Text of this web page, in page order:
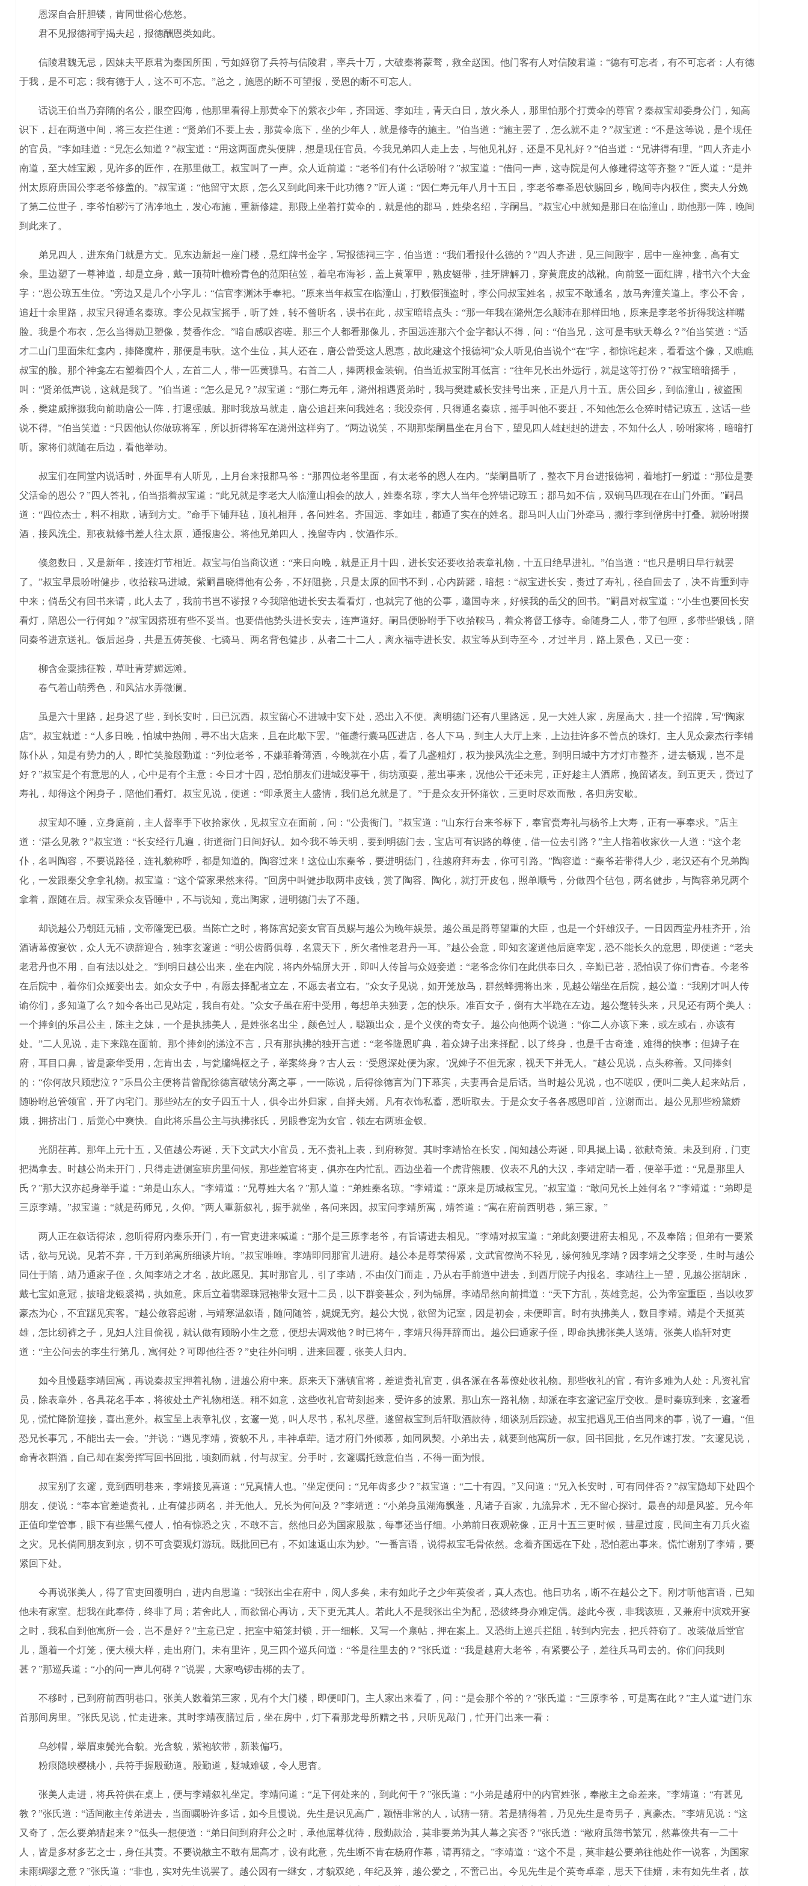
恩深自合肝胆镂，肯同世俗心悠悠。
君不见报德祠宇揭夫起，报德酬恩类如此。
信陵君魏无忌，因妹夫平原君为秦国所围，亏如姬窃了兵符与信陵君，率兵十万，大破秦将蒙骛，救全赵国。他门客有人对信陵君道：“德有可忘者，有不可忘者：人有德
于我，是不可忘；我有德于人，这不可不忘。”总之，施恩的断不可望报，受恩的断不可忘人。
话说王伯当乃弃隋的名公，眼空四海，他那里看得上那黄伞下的紫衣少年，齐国远、李如珪，青天白日，放火杀人，那里怕那个打黄伞的尊官？秦叔宝却委身公门，知高
识下，赶在两道中间，将三友拦住道：“贤弟们不要上去，那黄伞底下，坐的少年人，就是修寺的施主。”伯当道：“施主罢了，怎么就不走？”叔宝道：“不是这等说，是个现任
的官员。”李如珪道：“兄怎么知道？”叔宝道：“用这两面虎头便牌，想是现任官员。今我兄弟四人走上去，与他见礼好，还是不见礼好？”伯当道：“兄讲得有理。”四人齐走小
南道，至大雄宝殿，见许多的匠作，在那里做工。叔宝叫了一声。众人近前道：“老爷们有什么话吩咐？”叔宝道：“借问一声，这寺院是何人修建得这等齐整？”匠人道：“是并
州太原府唐国公李老爷修盖的。”叔宝道：“他留守太原，怎么又到此间来干此功德？”匠人道：“因仁寿元年八月十五日，李老爷奉圣恩钦赐回乡，晚间寺内权住，窦夫人分娩
了第二位世子，李爷怕秽污了清净地土，发心布施，重新修建。那殿上坐着打黄伞的，就是他的郡马，姓柴名绍，字嗣昌。”叔宝心中就知是那日在临潼山，助他那一阵，晚间
到此来了。
弟兄四人，进东角门就是方丈。见东边新起一座门楼，悬红牌书金字，写报德祠三字，伯当道：“我们看报什么德的？”四人齐进，见三间殿宇，居中一座神龛，高有丈
余。里边塑了一尊神道，却是立身，戴一顶荷叶檐粉青色的范阳毡笠，着皂布海衫，盖上黄罩甲，熟皮铤带，挂牙牌解刀，穿黄鹿皮的战靴。向前竖一面红牌，楷书六个大金
字：“恩公琼五生位。”旁边又是几个小字儿：“信官李渊沐手奉祀。”原来当年叔宝在临潼山，打败假强盗时，李公问叔宝姓名，叔宝不敢通名，放马奔潼关道上。李公不舍，
追赶十余里路，叔宝只得通名秦琼。李公见叔宝摇手，听了姓，转不曾听名，误书在此，叔宝暗暗点头：“那一年我在潞州怎么颠沛在那样田地，原来是李老爷折得我这样嘴
脸。我是个布衣，怎么当得勋卫塑像，焚香作念。”暗自感叹咨嗟。那三个人都看那像儿，齐国远连那六个金字都认不得，问：“伯当兄，这可是韦驮天尊么？”伯当笑道：“适
才二山门里面朱红龛内，捧降魔杵，那便是韦驮。这个生位，其人还在，唐公曾受这人恩惠，故此建这个报德祠”众人听见伯当说个“在”字，都惊诧起来，看看这个像，又瞧瞧
叔宝的脸。那个神龛左右塑着四个人，左首二人，带一匹黄骠马。右首二人，捧两根金装锏。伯当近叔宝附耳低言：“往年兄长出外远行，就是这等打份？”叔宝暗暗摇手，
叫：“贤弟低声说，这就是我了。”伯当道：“怎么是兄？”叔宝道：“那仁寿元年，潞州相遇贤弟时，我与樊建威长安挂号出来，正是八月十五。唐公回乡，到临潼山，被盗围
杀，樊建威撺掇我向前助唐公一阵，打退强贼。那时我放马就走，唐公追赶来问我姓名；我没奈何，只得通名秦琼，摇手叫他不要赶，不知他怎么仓猝时错记琼五，这话一些
说不得。”伯当笑道：“只因他认你做琼将军，所以折得将军在潞州这样穷了。”两边说笑，不期那柴嗣昌坐在月台下，望见四人雄赳赳的进去，不知什么人，吩咐家将，暗暗打
听。家将们就随在后边，看他举动。
叔宝们在同堂内说话时，外面早有人听见，上月台来报郡马爷：“那四位老爷里面，有太老爷的恩人在内。”柴嗣昌听了，整衣下月台进报德祠，着地打一躬道：“那位是妻
父活命的恩公？”四人答礼，伯当指着叔宝道：“此兄就是李老大人临潼山相会的故人，姓秦名琼，李大人当年仓猝错记琼五；郡马如不信，双锏马匹现在在山门外面。”嗣昌
道：“四位杰士，料不相欺，请到方丈。”命手下铺拜毡，顶礼相拜，各问姓名。齐国远、李如珪，都通了实在的姓名。郡马叫人山门外牵马，搬行李到僧房中打叠。就吩咐摆
酒，接风洗尘。那夜就修书差人往太原，通报唐公。将他兄弟四人，挽留寺内，饮酒作乐。
倏忽数日，又是新年，接连灯节相近。叔宝与伯当商议道：“来日向晚，就是正月十四，进长安还要收拾表章礼物，十五日绝早进礼。”伯当道：“也只是明日早行就罢
了。”叔宝早晨吩咐健步，收拾鞍马进城。紫嗣昌晓得他有公务，不好阻挠，只是太原的回书不到，心内踌躇，暗想：“叔宝进长安，赉过了寿礼，径自回去了，决不肯重到寺
中来；倘岳父有回书来请，此人去了，我前书岂不谬报？今我陪他进长安去看看灯，也就完了他的公事，邀国寺来，好候我的岳父的回书。”嗣昌对叔宝道：“小生也要回长安
看灯，陪恩公一行何如？”叔宝因搭班有些不妥当。也要借他势头进长安去，连声道好。嗣昌便吩咐手下收拾鞍马，着众将督工修寺。命随身二人，带了包匣，多带些银钱，陪
同秦爷进京送礼。饭后起身，共是五俦英俊、七骑马、两名背包健步，从者二十二人，离永福寺进长安。叔宝等从到寺至今，才过半月，路上景色，又已一变：
柳含金粟拂征鞍，草吐青芽媚远滩。
春气着山萌秀色，和风沾水弄微澜。
虽是六十里路，起身迟了些，到长安时，日已沉西。叔宝留心不进城中安下处，恐出入不便。离明德门还有八里路远，见一大姓人家，房屋高大，挂一个招牌，写“陶家
店”。叔宝就道：“人多日晚，怕城中热闹，寻不出大店来，且在此歇下罢。”催趱行囊马匹进店，各人下马，到主人大厅上来，上边挂许多不曾点的珠灯。主人见众豪杰行李铺
陈仆从，知是有势力的人，即忙笑脸殷勤道：“列位老爷，不嫌菲肴薄酒，今晚就在小店，看了几盏粗灯，权为接风洗尘之意。到明日城中方才灯市整齐，进去畅观，岂不是
好？”叔宝是个有意思的人，心中是有个主意：今日才十四，恐怕朋友们进城没事干，街坊顽耍，惹出事来，况他公干还未完，正好趁主人酒席，挽留诸友。到五更天，赍过了
寿礼，却得这个闲身子，陪他们看灯。叔宝见说，便道：“即承贤主人盛情，我们总允就是了。”于是众友开怀痛饮，三更时尽欢而散，各归房安歇。
叔宝却不睡，立身庭前，主人督率手下收拾家伙，见叔宝立在面前，问：“公贵衙门。”叔宝道：“山东行台来爷标下，奉官赍寿礼与杨爷上大寿，正有一事奉求。”店主
道：‘湛么见教？”叔宝道：“长安经行几遍，街道衙门日间好认。如今我不等天明，要到明德门去，宝店可有识路的尊使，借一位去引路？”主人指着收家伙一人道：“这个老
仆，名叫陶容，不要说路径，连礼貌称呼，都是知道的。陶容过来！这位山东秦爷，要进明德门，往越府拜寿去，你可引路。”陶容道：“秦爷若带得人少，老汉还有个兄弟陶
化，一发跟秦父拿拿礼物。叔宝道：“这个管家果然来得。”回房中叫健步取两串皮钱，赏了陶容、陶化，就打开皮包，照单顺号，分做四个毡包，两名健步，与陶容弟兄两个
拿着，跟随在后。叔宝乘众友昏睡中，不与说知，竟出陶家，进明德门去了不题。
却说越公乃朝廷元辅，文帝隆宠已极。当陈亡之时，将陈宫妃妾女官百员赐与越公为晚年娱景。越公虽是爵尊望重的大臣，也是一个奸雄汉子。一日因西堂丹桂齐开，治
酒请幕僚宴饮，众人无不谀辞迎合，独李玄邃道：“明公齿爵俱尊，名震天下，所欠者惟老君丹一耳。”越公会意，即知玄邃道他后庭幸宠，恐不能长久的意思，即便道：“老夫
老君丹也不用，自有法以处之。”到明日越公出来，坐在内院，将内外锦屏大开，即叫人传旨与众姬妾道：“老爷念你们在此供奉日久，辛勤已著，恐怕误了你们青春。今老爷
在后院中，着你们众姬妾出去。如众女子中，有愿去择配者立左，不愿去者立右。”众女子见说，如开笼放鸟，群然蜂拥将出来，见越公端坐在后院，越公道：“我刚才叫人传
谕你们，多知道了么？如今各出己见站定，我自有处。”众女子虽在府中受用，每想单夫独妻，怎的快乐。准百女子，倒有大半跪在左边。越公蹩转头来，只见还有两个美人：
一个捧剑的乐昌公主，陈主之妹，一个是执拂美人，是姓张名出尘，颜色过人，聪颖出众，是个义侠的奇女子。越公向他两个说道：“你二人亦该下来，或左或右，亦该有
处。”二人见说，走下来跪在面前。那个捧剑的涕泣不言，只有那执拂的独开言道：“老爷隆恩旷典，着众婢子出来择配，以了终身，也是千古奇逢，难得的快事；但婢子在
府，耳目口鼻，皆是豪华受用，怎肯出去，与瓮牖绳枢之子，举案终身？古人云：‘受恩深处便为家。’况婢子不但无家，视天下并无人。”越公见说，点头称善。又问捧剑
的：“你何故只顾悲泣？”乐昌公主便将昔曾配徐德言破镜分离之事，一一陈说，后得徐德言为门下幕宾，夫妻再合是后话。当时越公见说，也不嗟叹，便叫二美人起来站后，
随吩咐总管领官，开了内宅门。那些站左的女子四五十人，俱令出外归家，自择夫婿。凡有衣饰私蓄，悉听取去。于是众女子各各感恩叩首，泣谢而出。越公见那些粉黛娇
娥，拥挤出门，后觉心中爽快。自此将乐昌公主与执拂张氏，另眼眷宠为女官，领左右两班金钗。
光阴荏苒。那年上元十五，又值越公寿诞，天下文武大小官员，无不赉礼上表，到府称贺。其时李靖恰在长安，闻知越公寿诞，即具揭上谒，欲献奇策。未及到府，门吏
把揭拿去。时越公尚未开门，只得走进侧室班房里伺候。那些差官将吏，俱亦在内忙乱。西边坐着一个虎背熊腰、仪表不凡的大汉，李靖定睛一看，便举手道：“兄是那里人
氏？”那大汉亦起身举手道：“弟是山东人。”李靖道：“兄尊姓大名？”那人道：“弟姓秦名琼。”李靖道：“原来是历城叔宝兄。”叔宝道：“敢问兄长上姓何名？”李靖道：“弟即是
三原李靖。”叔宝道：“就是药师兄，久仰。”两人重新叙礼，握手就坐，各问来因。叔宝问李靖所寓，靖答道：“寓在府前西明巷，第三家。”
两人正在叙话得浓，忽听得府内秦乐开门，有一官吏进来喊道：“那个是三原李老爷，有旨请进去相见。”李靖对叔宝道：“弟此刻要进府去相见，不及奉陪；但弟有一要紧
话，欲与兄说。见若不弃，千万到弟寓所细谈片晌。”叔宝唯唯。李靖即同那官儿进府。越公本是尊荣得紧，文武官僚尚不轻见，缘何独见李靖？因李靖之父李受，生时与越公
同仕于隋，靖乃通家子侄，久闻李靖之才名，故此愿见。其时那官儿，引了李靖，不由仪门而走，乃从右手前道中进去，到西厅院子内报名。李靖往上一望，见越公据胡床，
戴七宝如意冠，披暗龙银裘褐，执如意。床后立着翡翠珠冠袍带女冠十二员，以下群妾甚众，列为锦屏。李靖昂然向前揖道：“天下方乱，英雄竞起。公为帝室重臣，当以收罗
豪杰为心，不宜踞见宾客。”越公敛容起谢，与靖寒温叙语，随问随答，娓娓无穷。越公大悦，欲留为记室，因是初会，未便即言。时有执拂美人，数目李靖。靖是个天挺英
雄，怎比纫裤之子，见妇人注目偷视，就认做有顾盼小生之意，便想去调戏他？时已将午，李靖只得拜辞而出。越公曰通家子侄，即命执拂张美人送靖。张美人临轩对吏
道：“主公问去的李生行第几，寓何处？可即他往否？”史往外问明，进来回覆，张美人归内。
如今且慢题李靖回寓，再说秦叔宝押着礼物，进越公府中来。原来天下藩镇官将，差遣赉礼官吏，俱各派在各幕僚处收礼物。那些收礼的官，有许多难为人处：凡资礼官
员，除表章外，各具花名手本，将彼处土产礼物相送。稍不如意，这些收礼官苛刻起来，受许多的波累。那山东一路礼物，却派在李玄邃记室厅交收。是时秦琼到来，玄邃看
见，慌忙降阶迎接，喜出意外。叔宝呈上表章礼仪，玄邃一览，叫人尽书，私礼尽壁。遂留叔宝到后轩取酒款待，细谈别后踪迹。叔宝把遇见王伯当同来的事，说了一遍。“但
恐兄长事冗，不能出去一会。”并说：“遇见李靖，资貌不凡，丰神卓荦。适才府门外倾慕，如同夙契。小弟出去，就要到他寓所一叙。回书回批，乞兄作速打发。”玄邃见说，
命青衣斟酒，自己却在案旁挥写回书回批，顷刻而就，付与叔宝。分手时，玄邃嘱托致意伯当，不得一面为恨。
叔宝别了玄邃，竟到西明巷来，李靖接见喜道：“兄真情人也。”坐定便问：“兄年齿多少？”叔宝道：“二十有四。”又问道：“兄入长安时，可有同伴否？”叔宝隐却下处四个
朋友，便说：“奉本官差遣赉礼，止有健步两名，并无他人。兄长为何问及？”李靖道：“小弟身虽湖海飘蓬，凡诸子百家，九流异术，无不留心探讨。最喜的却是风鉴。兄今年
正值印堂管事，眼下有些黑气侵人，怕有惊恐之灾，不敢不言。然他日必为国家股肱，每事还当仔细。小弟前日夜观乾像，正月十五三更时候，彗星过度，民间主有刀兵火盗
之灾。兄长倘同朋友到京，切不可贪耍观灯游玩。既批回已有，不如速返山东为妙。”一番言语，说得叔宝毛骨依然。念着齐国远在下处，恐怕惹出事来。慌忙谢别了李靖，要
紧回下处。
今再说张美人，得了官吏回覆明白，进内自思道：“我张出尘在府中，阅人多矣，未有如此子之少年英俊者，真人杰也。他日功名，断不在越公之下。刚才听他言语，已知
他未有家室。想我在此奉侍，终非了局；若舍此人，而欲留心再访，天下更无其人。若此人不是我张出尘为配，恐彼终身亦难定偶。趁此今夜，非我该班，又兼府中演戏开宴
之时，我私自到他寓所一会，岂不是好？”主意已定，把室中箱笼封锁，开一细帐。又写一个禀帖，押在案上。又恐街上巡兵拦阻，转到内完去，把兵符窃了。改装做后堂官
儿，题着一个灯笼，便大模大样，走出府门。未有里许，见三四个巡兵问道：“爷是往里去的？”张氏道：“我是越府大老爷，有紧要公子，差往兵马司去的。你们问我则
甚？”那巡兵道：“小的问一声儿何碍？”说罢，大家鸣锣击梆的去了。
不移时，已到府前西明巷口。张美人数着第三家，见有个大门楼，即便叩门。主人家出来看了，问：“是会那个爷的？”张氏道：“三原李爷，可是离在此？”主人道“进门东
首那间房里。”张氏见说，忙走进来。其时李靖夜膳过后，坐在房中，灯下看那龙母所赠之书，只听见敲门，忙开门出来一看：
乌纱帽，翠眉束鬓光合貌。光含貌，紫袍软带，新装偏巧。
粉痕隐映樱桃小，兵符手握殷勤道。殷勤道，疑城难破，令人思杳。
张美人走进，将兵符供在桌上，便与李靖叙礼坐定。李靖问道：“足下何处来的，到此何干？”张氏道：“小弟是越府中的内官姓张，奉敝主之命差来。”李靖道：“有甚见
教？”张氏道：“适间敝主传弟进去，当面嘱吩许多话，如今且慢说。先生是识见高广，颖悟非常的人，试猜一猜。若是猜得着，乃见先生是奇男子，真豪杰。”李靖见说：“这
又奇了，怎么要弟猜起来？”低头一想便道：“弟日间到府拜公之时，承他屈尊优待，殷勤款洽，莫非要弟为其人幕之宾否？”张氏道：“敝府虽簿书繁冗，然幕僚共有一二十
人，皆是多材多艺之士，身任其责。不要说敝主不敢有屈高才，设有此意，先生断不肯在杨府作幕，请再猜之。”李靖道：“这个不是，莫非越公要弟往他处作一说客，为国家
未雨绸缪之意？”张氏道：“非也，实对先生说罢了。越公因有一继女，才貌双绝，年纪及笄，越公爱之，不啻己出。今见先生是个英奇卓牵，思天下佳婿，未有如先生者，故